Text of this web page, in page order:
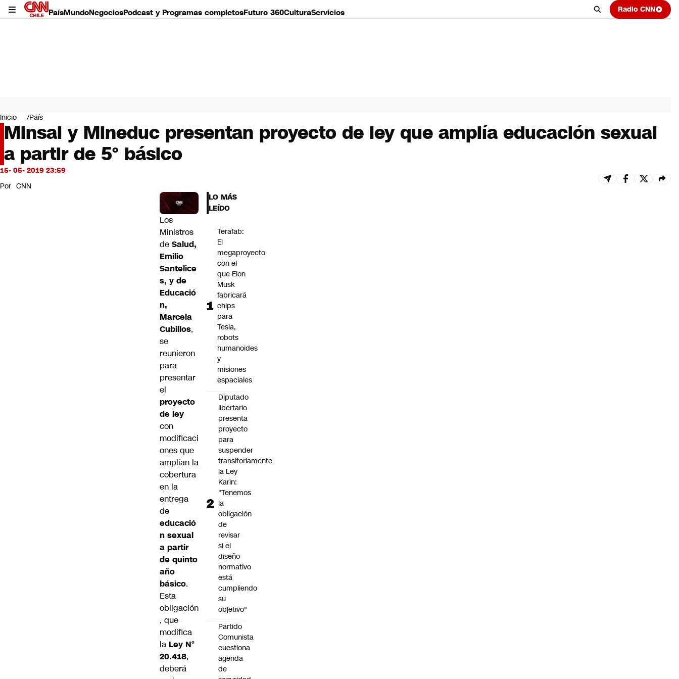
PaísMundoNegociosPodcast y Programas completosFuturo 360CulturaServicios Radio CNN
Mundo
Negocios
Deportes
Programas completos
Cultura
Servicios
Bits
CNN Data
Inicio País
Minsal y Mineduc presentan proyecto de ley que amplía educación sexual
a partir de 5° básico
15- 05- 2019 23:59
Por CNN
Los
Ministros
de Salud,
Emilio
Santelice
s, y de
Educació
n,
Marcela
Cubillos,
se
reunieron
para
presentar
el
proyecto
de ley
con
modificaci
ones que
amplían la
cobertura
en la
entrega
de
educació
n sexual
a partir
de quinto
año
básico.
Esta
obligación
, que
modifica
la Ley N°
20.418,
deberá
LO MÁS
LEÍDO
Terafab:
El
megaproyecto
con el
que Elon
Musk
fabricará
chips
para
Tesla,
robots
humanoides
y
misiones
espaciales
Diputado
libertario
presenta
proyecto
para
suspender
transitoriamente
la Ley
Karin:
"Tenemos
la
obligación
de
revisar
si el
diseño
normativo
está
cumpliendo
su
objetivo"
Partido
Comunista
cuestiona
agenda
de